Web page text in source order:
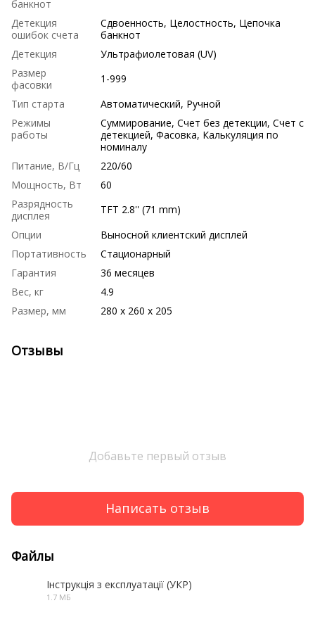
банкнот
Детекция
ошибок счета
Сдвоенность, Целостность, Цепочка
банкнот
Детекция
Ультрафиолетовая (UV)
Размер
фасовки
1-999
Тип старта
Автоматический, Ручной
Режимы
работы
Суммирование, Счет без детекции, Счет с
детекцией, Фасовка, Калькуляция по
номиналу
Питание, В/Гц
220/60
Мощность, Вт
60
Разрядность
дисплея
TFT 2.8'' (71 mm)
Опции
Выносной клиентский дисплей
Портативность
Стационарный
Гарантия
36 месяцев
Вес, кг
4.9
Размер, мм
280 х 260 х 205
Отзывы
Добавьте первый отзыв
Написать отзыв
Файлы
Інструкція з експлуатації (УКР)
1.7 МБ